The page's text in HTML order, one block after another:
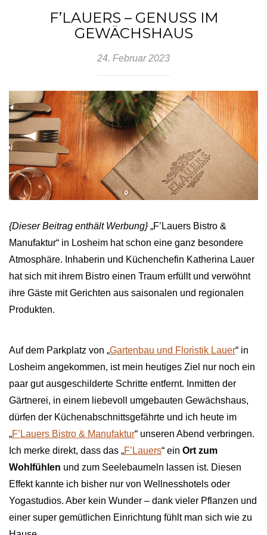
F’LAUERS – GENUSS IM
GEWÄCHSHAUS
24. Februar 2023
{Dieser Beitrag enthält Werbung} „F’Lauers Bistro &
Manufaktur“ in Losheim hat schon eine ganz besondere
Atmosphäre. Inhaberin und Küchenchefin Katherina Lauer
hat sich mit ihrem Bistro einen Traum erfüllt und verwöhnt
ihre Gäste mit Gerichten aus saisonalen und regionalen
Produkten.
Auf dem Parkplatz von „Gartenbau und Floristik Lauer“ in
Losheim angekommen, ist mein heutiges Ziel nur noch ein
paar gut ausgeschilderte Schritte entfernt. Inmitten der
Gärtnerei, in einem liebevoll umgebauten Gewächshaus,
dürfen der Küchenabschnittsgefährte und ich heute im
„F’Lauers Bistro & Manufaktur“ unseren Abend verbringen.
Ich merke direkt, dass das „F’Lauers“ ein Ort zum
Wohlfühlen und zum Seelebaumeln lassen ist. Diesen
Effekt kannte ich bisher nur von Wellnesshotels oder
Yogastudios. Aber kein Wunder – dank vieler Pflanzen und
einer super gemütlichen Einrichtung fühlt man sich wie zu